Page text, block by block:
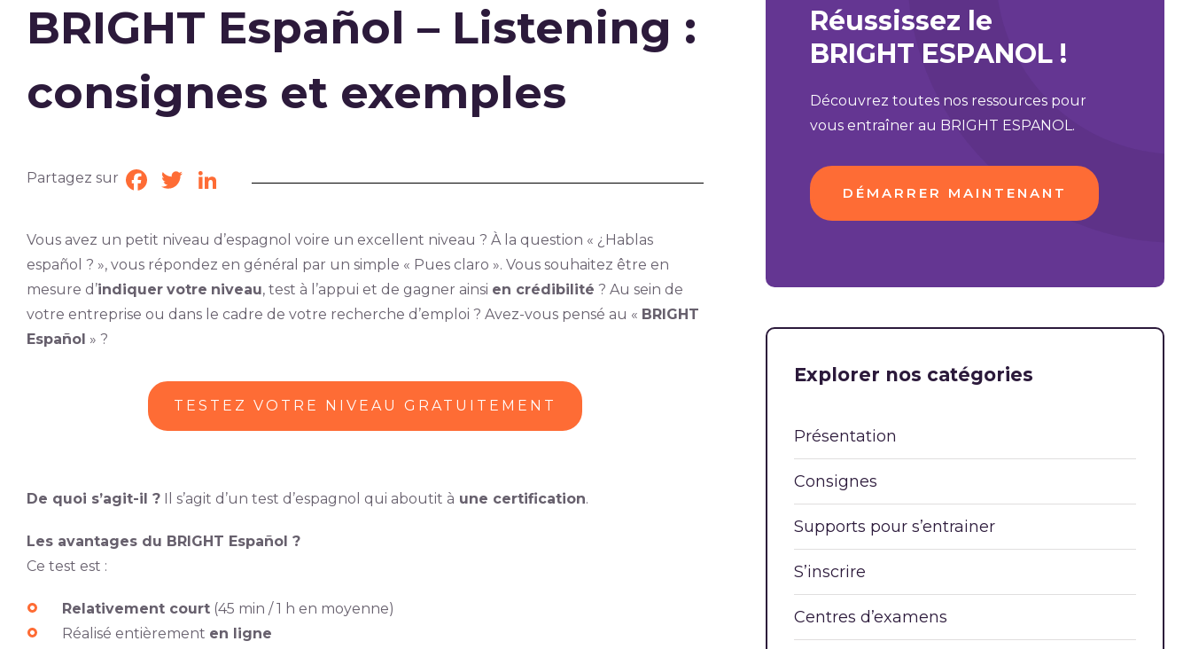
BRIGHT Español – Listening :
consignes et exemples
Partagez sur Facebook
TwitterLinkedIn
Vous avez un petit niveau d’espagnol voire un excellent niveau ? À la question « ¿Hablas
español ? », vous répondez en général par un simple « Pues claro ». Vous souhaitez être en
mesure d’indiquer votre niveau, test à l’appui et de gagner ainsi en crédibilité ? Au sein de
votre entreprise ou dans le cadre de votre recherche d’emploi ? Avez-vous pensé au « BRIGHT
Español » ?
TESTEZ VOTRE NIVEAU GRATUITEMENT
De quoi s’agit-il ?Il s’agit d’un test d’espagnol qui aboutit à une certification.
Les avantages du BRIGHT Español ?
Ce test est :
Relativement court(45 min / 1 h en moyenne)
Réalisé entièrement en ligne
Réussissez le
BRIGHT ESPANOL !
Découvrez toutes nos ressources pour
vous entraîner au BRIGHT ESPANOL.
DÉMARRER MAINTENANT
Explorer nos catégories
Présentation
Consignes
Supports pour s’entrainer
S’inscrire
Centres d’examens